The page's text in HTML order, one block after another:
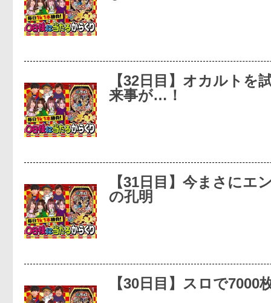
【32日目】オカルトを
来事が…！
【31日目】今まさにエ
の孔明
【30日目】スロで7000